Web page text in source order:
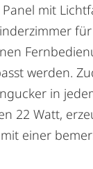
Panel mit
werden.
in
22 Watt,
einer